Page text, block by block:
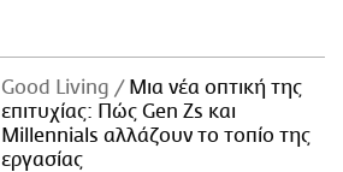
Good Living
Μια νέα οπτική της
επιτυχίας: Πώς Gen Zs και
Millennials αλλάζουν το τοπίο της
εργασίας